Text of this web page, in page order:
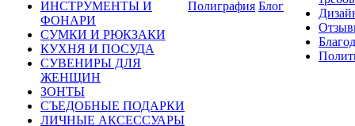
ИНСТРУМЕНТЫ И
ФОНАРИ
СУМКИ И РЮКЗАКИ
КУХНЯ И ПОСУДА
СУВЕНИРЫ ДЛЯ
ЖЕНЩИН
ЗОНТЫ
СЪЕДОБНЫЕ ПОДАРКИ
ЛИЧНЫЕ АКСЕССУАРЫ
Полиграфия Блог